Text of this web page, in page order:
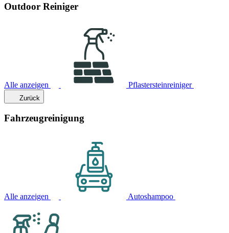
Outdoor Reiniger
Alle anzeigen Pflastersteinreiniger
Zurück
Fahrzeugreinigung
Alle anzeigen Autoshampoo